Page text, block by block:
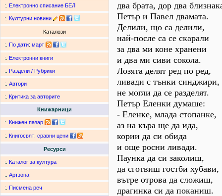
:. Електронно списание БЕЛ
:. Културни новини
Каталози
:. По дати: март
:. Електронни книги
:. Раздели / Рубрики
:. Автори
:. Критика за авторите
Книжарници
:. Книжен пазар
:. Книгосвят: сравни цени
Ресурси
:. Каталог за култура
:. Артзона
:. Писмена реч
два брата, дор два
Петър и Павел двамата.
Делили, що са делили,
най-после са се скарали
за два ми коне хранени
и два ми сиви сокола.
Лозята делят ред по ред,
ливади с тънки синджири,
не могли да се разделят.
Петър Еленки думаше:
- Еленке, млада стопанке,
аз на къра ще да ида,
кории да си обида
и още росни ливади.
Паунка да си заколиш,
да сготвиш гостби хубави,
вътре отрова да сложиш,
драгинка си да поканиш.